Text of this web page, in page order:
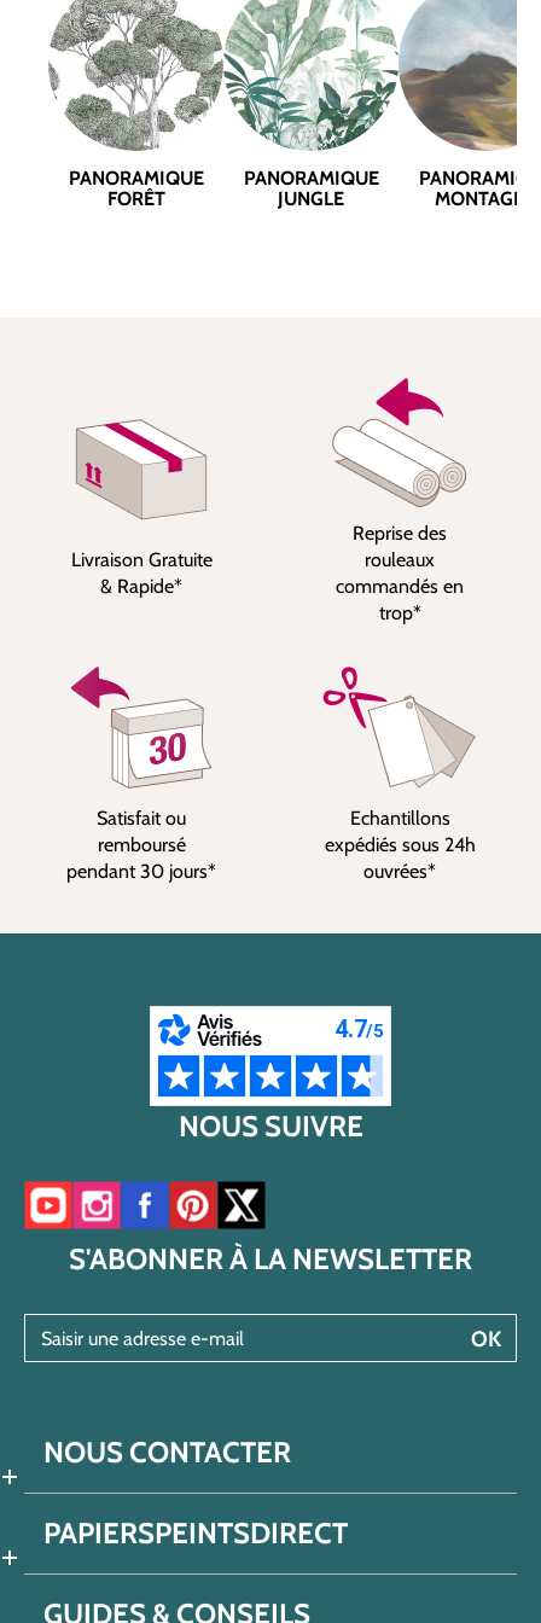
PANORAMIQUE
FORÊT
PANORAMIQUE
JUNGLE
MONTAGNE
Livraison Gratuite
& Rapide*
Reprise des
rouleaux
commandés en
trop*
Satisfait ou
remboursé
pendant 30 jours*
Echantillons
expédiés sous 24h
ouvrées*
NOUS SUIVRE
Accéder à notre chaîne YouTube
Accéder à notre compte Instagram
Accéder à notre page Facebook
Accéder à notre compte Pinterest
Accéder à notre compte Twitter/X
S'ABONNER À LA NEWSLETTER
OK
NOUS CONTACTER
PAPIERSPEINTSDIRECT
GUIDES & CONSEILS